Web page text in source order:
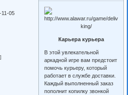
11-05
Карьера курьера
В этой увлекательной
аркадной игре вам предстоит
помочь курьеру, который
работает в службе доставки.
Каждый выполненный заказ
пополнит копилку звонкой